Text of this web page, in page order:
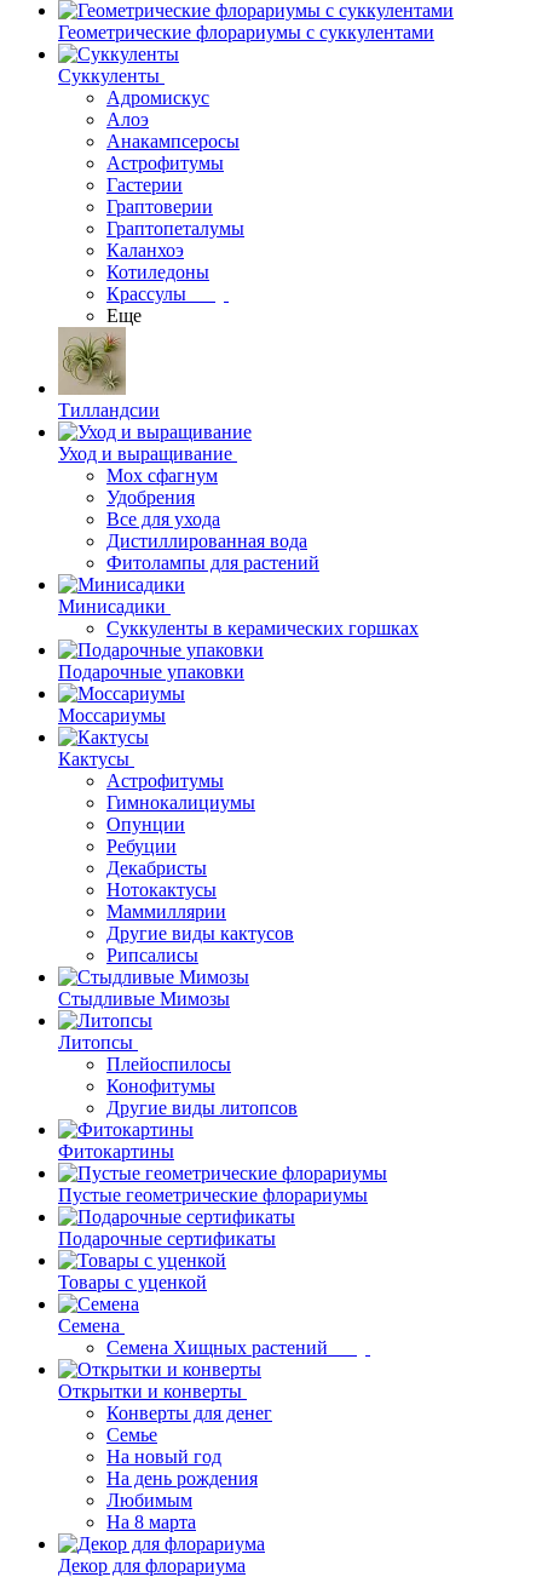
Геометрические флорариумы с суккулентами
Суккуленты
Адромискус
Алоэ
Анакампсеросы
Астрофитумы
Гастерии
Граптоверии
Граптопеталумы
Каланхоэ
Котиледоны
Крассулы
Еще
Тилландсии
Уход и выращивание
Мох сфагнум
Удобрения
Все для ухода
Дистиллированная вода
Фитолампы для растений
Минисадики
Суккуленты в керамических горшках
Подарочные упаковки
Моссариумы
Кактусы
Астрофитумы
Гимнокалициумы
Опунции
Ребуции
Декабристы
Нотокактусы
Маммиллярии
Другие виды кактусов
Рипсалисы
Стыдливые Мимозы
Литопсы
Плейоспилосы
Конофитумы
Другие виды литопсов
Фитокартины
Пустые геометрические флорариумы
Подарочные сертификаты
Товары с уценкой
Семена
Семена Хищных растений
Открытки и конверты
Конверты для денег
Семье
На новый год
На день рождения
Любимым
На 8 марта
Декор для флорариума